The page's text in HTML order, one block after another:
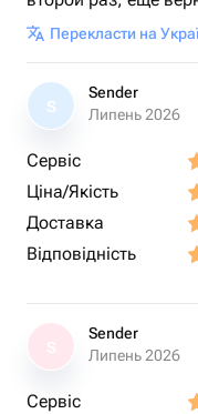
Перекласти на
S
Sender
Липень 2026
Сервіс
Ціна/Якість
Доставка
Відповідність
Sender
Липень 2026
Сервіс